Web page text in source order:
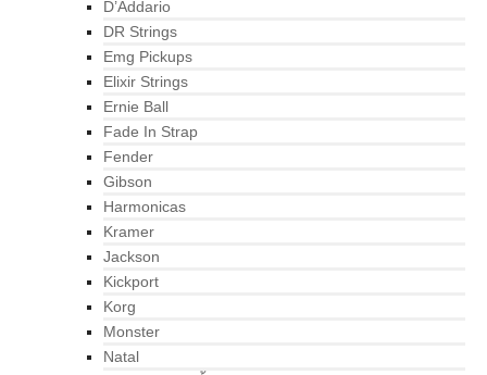
D’Addario
DR Strings
Emg Pickups
Elixir Strings
Ernie Ball
Fade In Strap
Fender
Gibson
Harmonicas
Kramer
Jackson
Kickport
Korg
Monster
Natal